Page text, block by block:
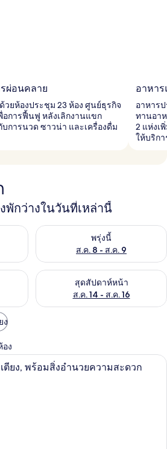
ผ่อนคลาย
ยห้องประชุม 23 ห้อง ศูนย์ธุรกิจ
อการฟื้นฟู หลังเลิกงานแขก
การนวด ซาวน่า และเครื่องดื่ม
อาหา
อาหาร
ทานอา
2 แห่งเ
ให้บริกา
กว่างในวันที่เหล่านี้
ในคืนนี้ ส.ค. 7 - ส.ค. 8พรุ่งนี้
ส.ค. 8 - ส.ค. 9
ตรวจสอบจำนวนห้องพักว่างใน
ในสุดสัปดาห์นี้ ส.ค. 7 - ส.ค. 9
สุดสัปดาห์หน้า
ส.ค. 14 - ส.ค. 16
ตรวจสอบจำนวนห้องพักว่างใน
ง
อง
เครื่องนอนระดับพรีเมียม, ผ้านวมขนเ
ตียง, พร้อมสิ่งอำนวยความสะดวก